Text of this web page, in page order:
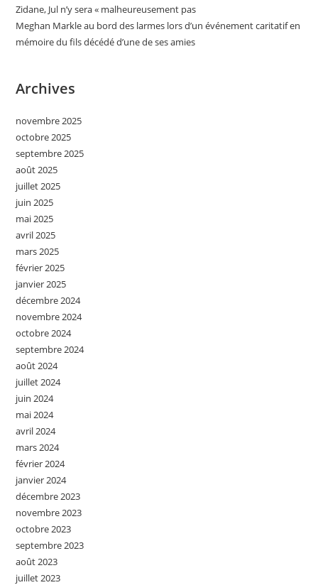
Zidane, Jul n’y sera « malheureusement pas
Meghan Markle au bord des larmes lors d’un événement caritatif en
mémoire du fils décédé d’une de ses amies
Archives
novembre 2025
octobre 2025
septembre 2025
août 2025
juillet 2025
juin 2025
mai 2025
avril 2025
mars 2025
février 2025
janvier 2025
décembre 2024
novembre 2024
octobre 2024
septembre 2024
août 2024
juillet 2024
juin 2024
mai 2024
avril 2024
mars 2024
février 2024
janvier 2024
décembre 2023
novembre 2023
octobre 2023
septembre 2023
août 2023
juillet 2023